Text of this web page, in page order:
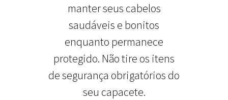
manter seus cabelos
saudáveis e bonitos
enquanto permanece
protegido. Não tire os itens
de segurança obrigatórios do
seu capacete.